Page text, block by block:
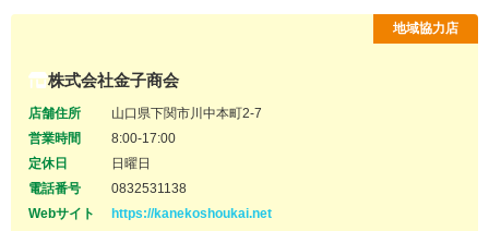
株式会社金子商会
店舗住所
山口県下関市川中本町2-7
営業時間
8:00-17:00
定休日
日曜日
電話番号
0832531138
Webサイト
https://kanekoshoukai.net
地域協力店